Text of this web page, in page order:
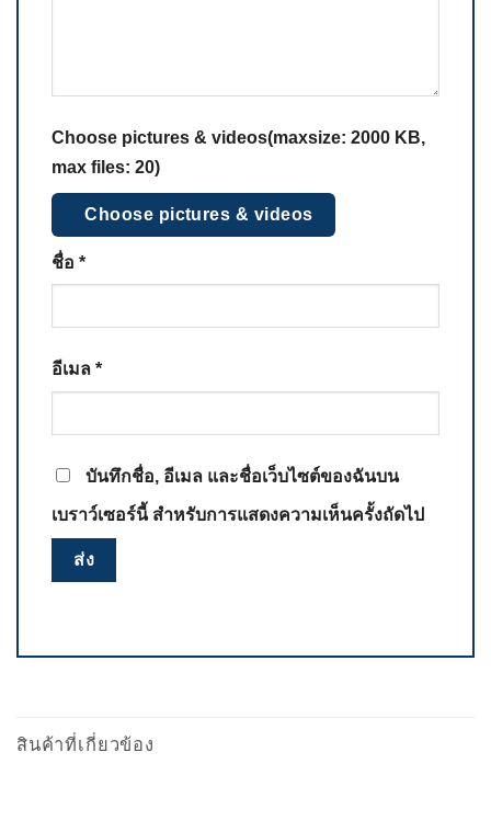
Choose pictures & videos(maxsize: 2000 KB,
max files: 20)
Choose pictures & videos
ชื่อ *
อีเมล *
บันทึกชื่อ, อีเมล และชื่อเว็บไซต์ของฉันบน
เบราว์เซอร์นี้ สำหรับการแสดงความเห็นครั้งถัดไป
สินค้าที่เกี่ยวข้อง